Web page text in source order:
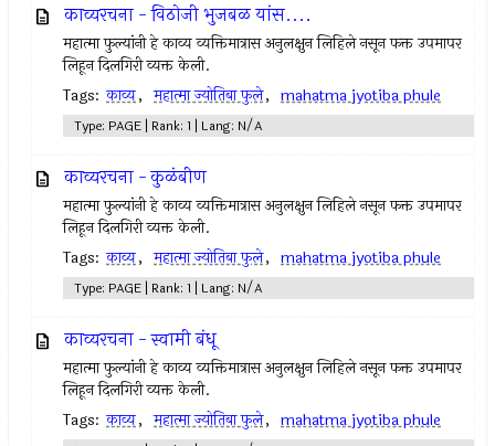
काव्यरचना - विठोजी भुजबळ यांस....
महात्मा फुल्यांनी हे काव्य व्यक्तिमात्रास अनुलक्षुन लिहिले नसून फक्त उपमापर
लिहून दिलगिरी व्यक्त केली.
Tags: काव्य, महात्मा ज्योतिबा फुले, mahatma jyotiba phule
Type: PAGE | Rank: 1 | Lang: N/A
काव्यरचना - कुळंबीण
महात्मा फुल्यांनी हे काव्य व्यक्तिमात्रास अनुलक्षुन लिहिले नसून फक्त उपमापर
लिहून दिलगिरी व्यक्त केली.
Tags: काव्य, महात्मा ज्योतिबा फुले, mahatma jyotiba phule
Type: PAGE | Rank: 1 | Lang: N/A
काव्यरचना - स्वामी बंधू
महात्मा फुल्यांनी हे काव्य व्यक्तिमात्रास अनुलक्षुन लिहिले नसून फक्त उपमापर
लिहून दिलगिरी व्यक्त केली.
Tags: काव्य, महात्मा ज्योतिबा फुले, mahatma jyotiba phule